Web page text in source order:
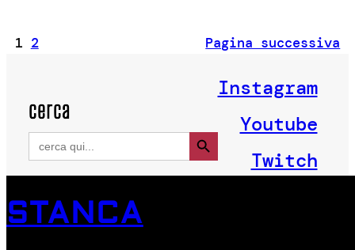
1 2 Pagina successiva
cerca
Search
for:
Search Button
Instagram
Youtube
Twitch
STANCA